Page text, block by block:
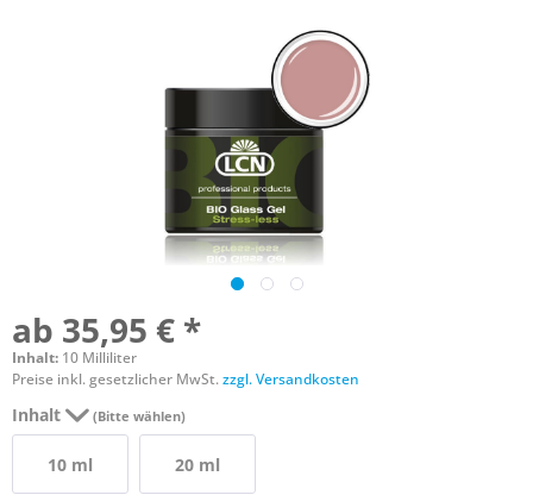
ab 35,95 € *
Inhalt: 10 Milliliter
Preise inkl. gesetzlicher MwSt.zzgl. Versandkosten
Inhalt (Bitte wählen)
10 ml 20 ml